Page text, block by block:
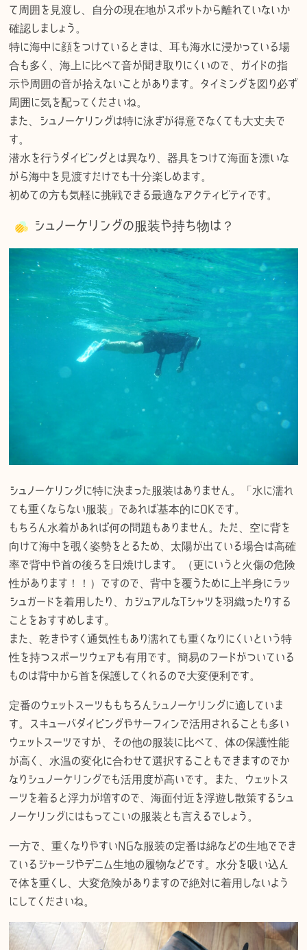
て周囲を見渡し、自分の現在地がスポットから離れていないか
確認しましょう。
特に海中に顔をつけているときは、耳も海水に浸かっている場
合も多く、海上に比べて音が聞き取りにくいので、ガイドの指
示や周囲の音が拾えないことがあります。タイミングを図り必ず
周囲に気を配ってくださいね。
また、シュノーケリングは特に泳ぎが得意でなくても大丈夫で
す。
潜水を行うダイビングとは異なり、器具をつけて海面を漂いな
がら海中を見渡すだけでも十分楽しめます。
初めての方も気軽に挑戦できる最適なアクティビティです。
シュノーケリングの服装や持ち物は？
シュノーケリングに特に決まった服装はありません。「水に濡れ
ても重くならない服装」であれば基本的にOKです。
もちろん水着があれば何の問題もありません。ただ、空に背を
向けて海中を覗く姿勢をとるため、太陽が出ている場合は高確
率で背中や首の後ろを日焼けします。（更にいうと火傷の危険
性があります！！）ですので、背中を覆うために上半身にラッ
シュガードを着用したり、カジュアルなTシャツを羽織ったりする
ことをおすすめします。
また、乾きやすく通気性もあり濡れても重くなりにくいという特
性を持つスポーツウェアも有用です。簡易のフードがついている
ものは背中から首を保護してくれるので大変便利です。
定番のウェットスーツももちろんシュノーケリングに適していま
す。スキューバダイビングやサーフィンで活用されることも多い
ウェットスーツですが、その他の服装に比べて、体の保護性能
が高く、水温の変化に合わせて選択することもできますのでか
なりシュノーケリングでも活用度が高いです。また、ウェットス
ーツを着ると浮力が増すので、海面付近を浮遊し散策するシュ
ノーケリングにはもってこいの服装とも言えるでしょう。
一方で、重くなりやすいNGな服装の定番は綿などの生地ででき
ているジャージやデニム生地の履物などです。水分を吸い込ん
で体を重くし、大変危険がありますので絶対に着用しないよう
にしてくださいね。